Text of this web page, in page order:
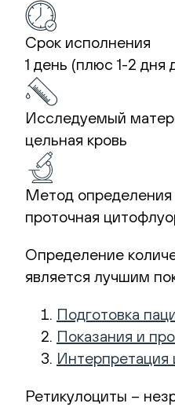
Срок исполнения
1 день (плюс 1-2 дня
Исследуемый
цельная кровь
Метод определения
проточная
Определение
является лучшим
Подготовка
Показания и
Интерпретация
Ретикулоциты –